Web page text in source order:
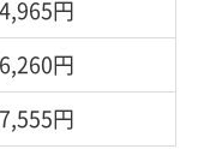
円
円
円